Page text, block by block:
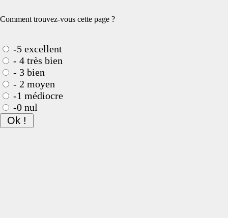
Comment trouvez-vous cette page ?
-5 excellent
- 4 très bien
- 3 bien
- 2 moyen
-1 médiocre
-0 nul